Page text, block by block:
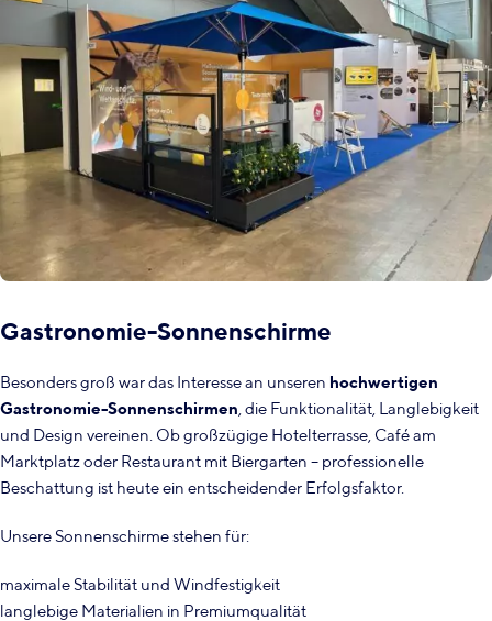
Gastronomie-Sonnenschirme
Besonders groß war das Interesse an unseren hochwertigen
Gastronomie-Sonnenschirmen , die Funktionalität, Langlebigkeit
und Design vereinen. Ob großzügige Hotelterrasse, Café am
Marktplatz oder Restaurant mit Biergarten – professionelle
Beschattung ist heute ein entscheidender Erfolgsfaktor.
Unsere Sonnenschirme stehen für:
maximale Stabilität und Windfestigkeit
langlebige Materialien in Premiumqualität